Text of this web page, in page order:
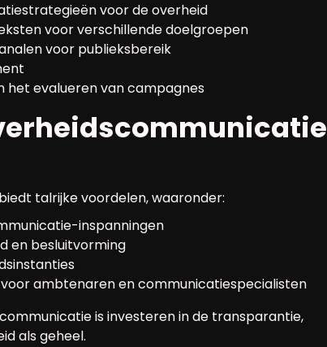
voor de overheid
voor verschillende doelgroepen
voor publieksbereik
evalueren van campagnes
talrijke voordelen, waaronder:
inspanningen
en besluitvorming
ambtenaren en communicatiespecialisten
is investeren in de transparantie,
als geheel.